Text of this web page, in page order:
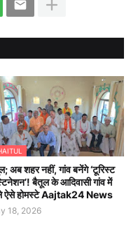
अब शहर नहीं, गांव बनेंगे ‘टूरिस्ट
बैतूल के आदिवासी गांव में
होमस्टे Aajtak24 News
18, 2026